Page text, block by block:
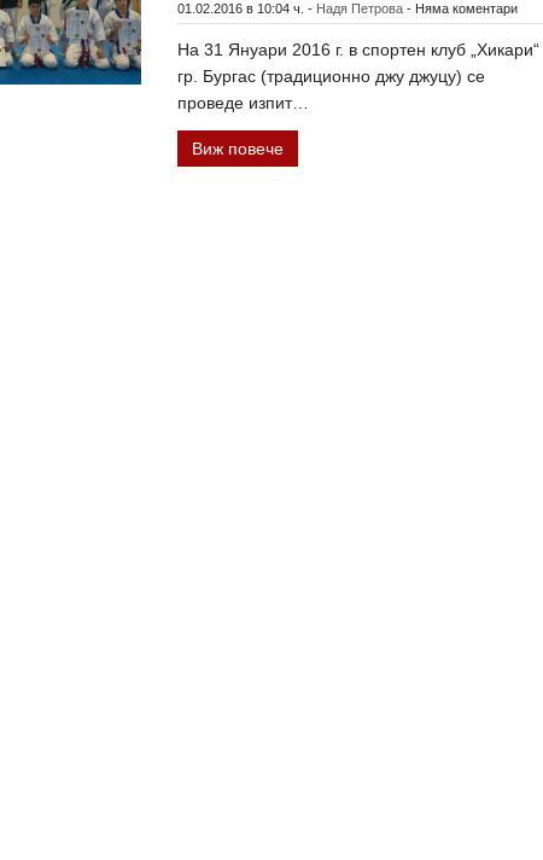
01.02.2016 в 10:04 ч. - Надя Петрова - Няма коментари
На 31 Януари 2016 г. в спортен клуб „Хикари“
гр. Бургас (традиционно джу джуцу) се
проведе изпит…
Виж повече